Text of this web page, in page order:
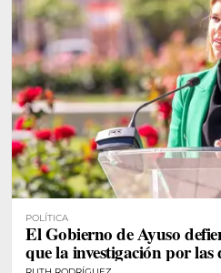
POLÍTICA
El Gobierno de Ayuso
que la investigación por las